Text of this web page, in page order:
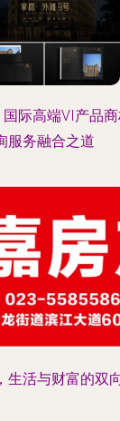
际高端VI产品
服务融合之道
生活与财富的双